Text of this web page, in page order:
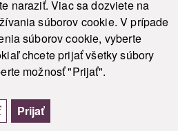
naraziť. Viac sa dozviete na
súborov cookie. V prípade
súborov cookie, vyberte
chcete prijať všetky súbory
možnosť "Prijať".
Prijať
vyhradené. | Ochrana osobných údajov
o prístupnosti |
Admin
and the Google Privacy Policy and Terms of
apply.